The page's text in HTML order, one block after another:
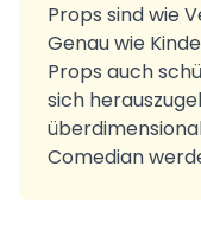
Props sind wie
Genau wie
Props auch
sich
Comedian